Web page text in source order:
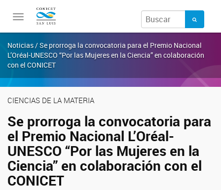
Toggle
Noticias / Se prorroga la convocatoria para el Premio Nacional
L’Oréal-UNESCO “Por las Mujeres en la Ciencia” en colaboración
con el CONICET
CIENCIAS DE LA MATERIA
Se prorroga la convocatoria para
el Premio Nacional L’Oréal-
UNESCO “Por las Mujeres en la
Ciencia” en colaboración con el
CONICET